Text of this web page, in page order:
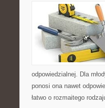
odpowiedzialnej. Dla
ponosi ona nawet
łatwo o rozmaitego